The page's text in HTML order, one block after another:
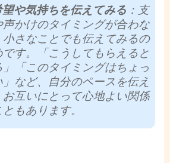
望や気持ちを伝えてみる ：支
声かけのタイミングが合わな
小さなことでも伝えてみるの
です。「こうしてもらえると
」「このタイミングはちょっ
」など、自分のペースを伝え
お互いにとって心地よい関係
もあります。